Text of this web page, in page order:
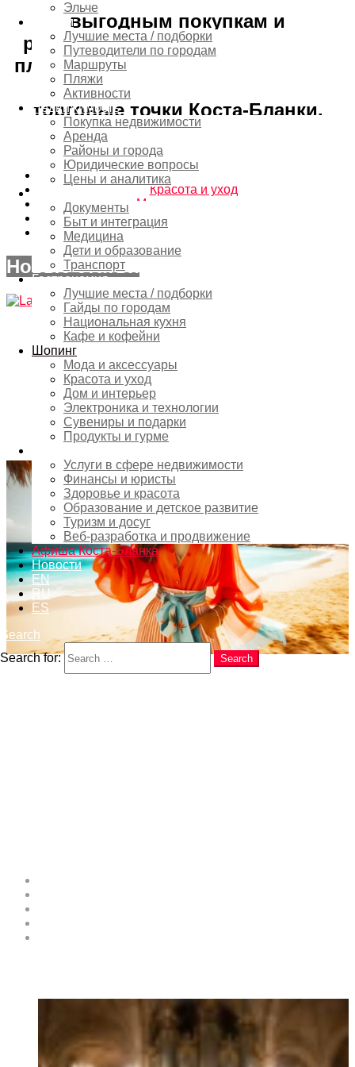
Эльче
Туризм
Лучшие места / подборки
Путеводители по городам
Маршруты
Пляжи
Активности
Недвижимость
Покупка недвижимости
Аренда
Районы и города
Юридические вопросы
Цены и аналитика
Документы
Быт и интеграция
Медицина
Дети и образование
Транспорт
Гастрономия
Лучшие места / подборки
Гайды по городам
Национальная кухня
Кафе и кофейни
Шопинг
Мода и аксессуары
Красота и уход
Дом и интерьер
Электроника и технологии
Сувениры и подарки
Продукты и гурме
Услуги в сфере недвижимости
Финансы и юристы
Здоровье и красота
Образование и детское развитие
Туризм и досуг
Веб-разработка и продвижение
Афиша Коста-Бланка
Новости
EN
RU
ES
Search
Search for:
Search
выгодным покупкам и
распродажам. Этот гид поможет
планировать шопинг и открывать
для себя самые интересные
торговые точки Коста-Бланки.
Subterms
Дом и интерьер
Красота и уход
Мода и аксессуары
Сувениры и подарки
Электроника и технологии
Новые статьи
Shares0 Комментариев
Дом и интерьер ,Коста-Бланка
Мода и аксессуары ,Сувениры и подарки
Торевьеха
La Zenia Boulevard — Торговый
Центр на Коста-Бланке
Коста-Бланка ,Мода и аксессуары